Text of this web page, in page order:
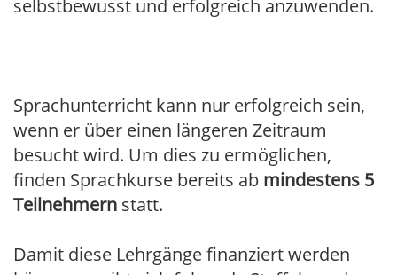
selbstbewusst und erfolgreich anzuwenden.
Sprachunterricht kann nur erfolgreich sein,
wenn er über einen längeren Zeitraum
besucht wird. Um dies zu ermöglichen,
finden Sprachkurse bereits ab mindestens 5
Teilnehmern statt.
Damit diese Lehrgänge finanziert werden